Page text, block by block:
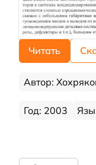
Читать
Автор:
Год: 2003